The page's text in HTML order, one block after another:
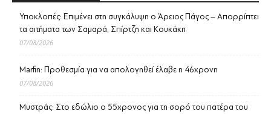
Υποκλοπές: Επιμένει στη συγκάλυψη ο Άρειος Πάγος – Απορρίπτει
τα αιτήματα των Σαμαρά, Σπίρτζη και Κουκάκη
07/08/2026
Marfin: Προθεσμία για να απολογηθεί έλαβε η 46χρονη
07/08/2026
Μυστράς: Στο εδώλιο ο 55χρονος για τη σορό του πατέρα του